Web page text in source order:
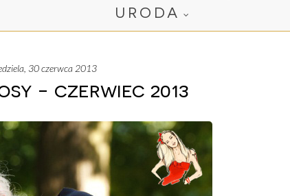
URODA
30 czerwca 2013
- czerwiec 2013